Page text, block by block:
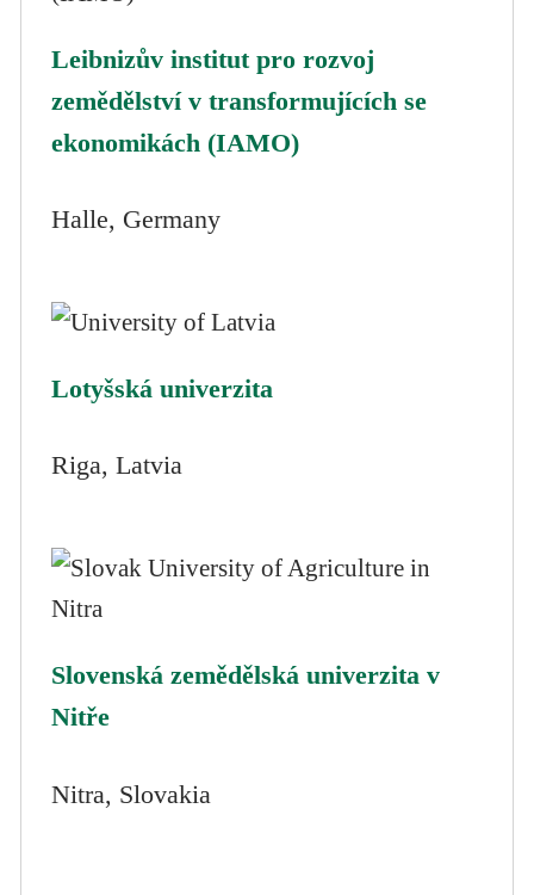
Leibnizův institut pro rozvoj
zemědělství v transformujících se
ekonomikách (IAMO)
Halle, Germany
Lotyšská univerzita
Riga, Latvia
Slovenská zemědělská univerzita v
Nitře
Nitra, Slovakia